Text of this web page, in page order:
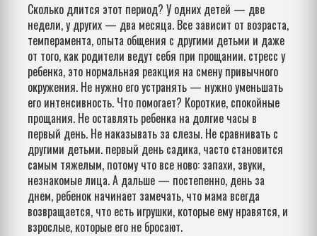
Сколько длится этот период? У одних детей — две
недели, у других — два месяца. Все зависит от возраста,
темперамента, опыта общения с другими детьми и даже
от того, как родители ведут себя при прощании. стресс у
ребенка, это нормальная реакция на смену привычного
окружения. Не нужно его устранять — нужно уменьшать
его интенсивность. Что помогает? Короткие, спокойные
прощания. Не оставлять ребенка на долгие часы в
первый день. Не наказывать за слезы. Не сравнивать с
другими детьми. первый день садика, часто становится
самым тяжелым, потому что все ново: запахи, звуки,
незнакомые лица. А дальше — постепенно, день за
днем, ребенок начинает замечать, что мама всегда
возвращается, что есть игрушки, которые ему нравятся, и
взрослые, которые его не бросают.